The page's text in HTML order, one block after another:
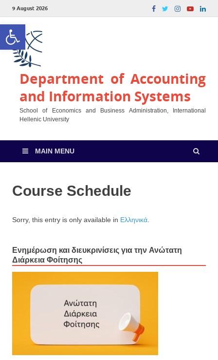
Open toolbar
9 August 2026
Department of Accounting
and Information Systems
School of Economics and Business Administration, International
Hellenic University
MAIN MENU
Course Schedule
Sorry, this entry is only available in Ελληνικά
Ενημέρωση και διευκρινίσεις για την Ανώτατη
Διάρκεια Φοίτησης